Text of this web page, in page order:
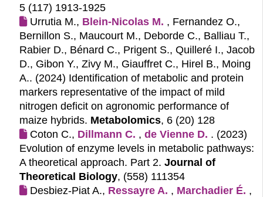
5 (117) 1913-1925
Urrutia M., Blein-Nicolas M. , Fernandez O.,
Bernillon S., Maucourt M., Deborde C., Balliau T.,
Rabier D., Bénard C., Prigent S., Quilleré I., Jacob
D., Gibon Y., Zivy M., Giauffret C., Hirel B., Moing
A.. (2024) Identification of metabolic and protein
markers representative of the impact of mild
nitrogen deficit on agronomic performance of
maize hybrids. Metabolomics, 6 (20) 128
Coton C., Dillmann C. , de Vienne D. . (2023)
Evolution of enzyme levels in metabolic pathways:
A theoretical approach. Part 2. Journal of
Theoretical Biology, (558) 111354
Desbiez-Piat A., Ressayre A. , Marchadier É. ,